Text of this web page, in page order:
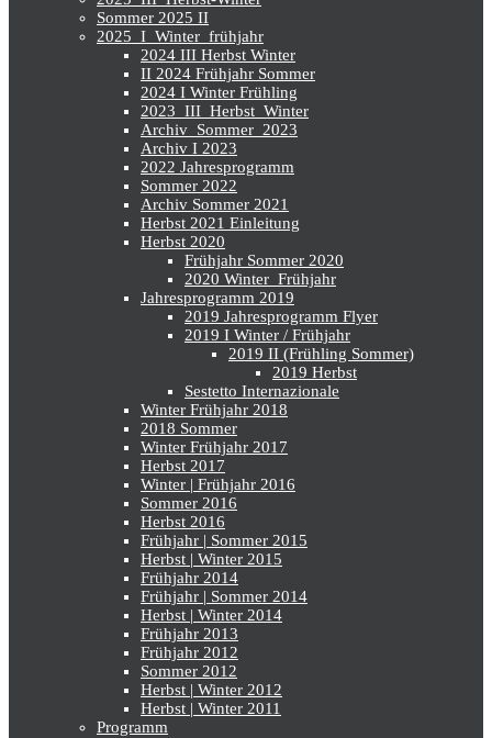
Sommer 2025 II
2025_I_Winter_frühjahr
2024 III Herbst Winter
II 2024 Frühjahr Sommer
2024 I Winter Frühling
2023_III_Herbst_Winter
Archiv_Sommer_2023
Archiv I 2023
2022 Jahresprogramm
Sommer 2022
Archiv Sommer 2021
Herbst 2021 Einleitung
Herbst 2020
Frühjahr Sommer 2020
2020 Winter_Frühjahr
Jahresprogramm 2019
2019 Jahresprogramm Flyer
2019 I Winter / Frühjahr
2019 II (Frühling Sommer)
2019 Herbst
Sestetto Internazionale
Winter Frühjahr 2018
2018 Sommer
Winter Frühjahr 2017
Herbst 2017
Winter | Frühjahr 2016
Sommer 2016
Herbst 2016
Frühjahr | Sommer 2015
Herbst | Winter 2015
Frühjahr 2014
Frühjahr | Sommer 2014
Herbst | Winter 2014
Frühjahr 2013
Frühjahr 2012
Sommer 2012
Herbst | Winter 2012
Herbst | Winter 2011
Programm